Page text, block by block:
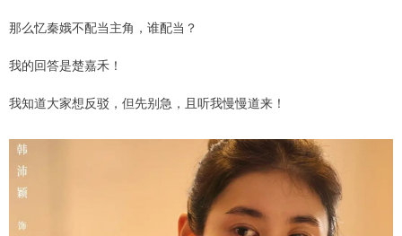
那么忆秦娥不配当主角，谁配当？
我的回答是楚嘉禾！
我知道大家想反驳，但先别急，且听我慢慢道来！